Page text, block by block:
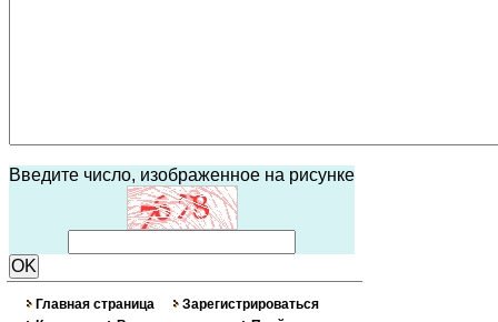
Введите число, изображенное на рисунке
Главная страница
Зарегистрироваться